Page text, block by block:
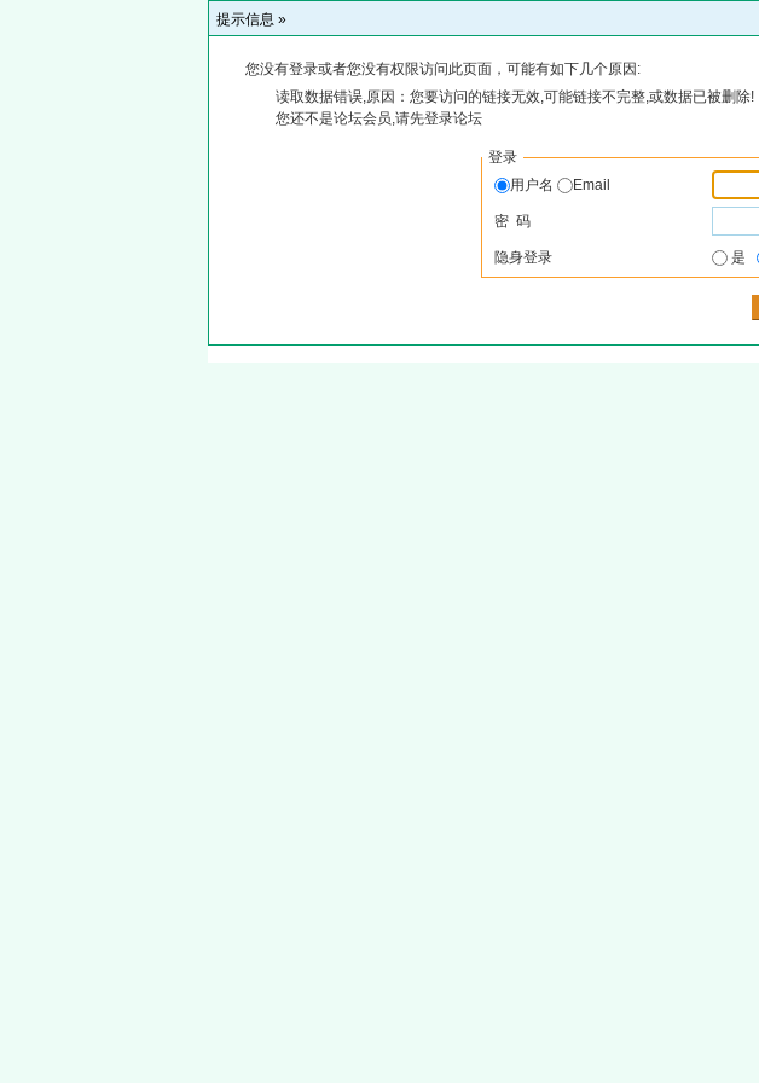
提示信息 »
您没有登录或者您没有权限访问此页面，可能有如下几个原因:
读取数据错误,原因：您要访问的链接无效,可能链接不完整,或数据已被删除!
您还不是论坛会员,请先登录论坛
登录
用户名
Email
密 码
隐身登录 是